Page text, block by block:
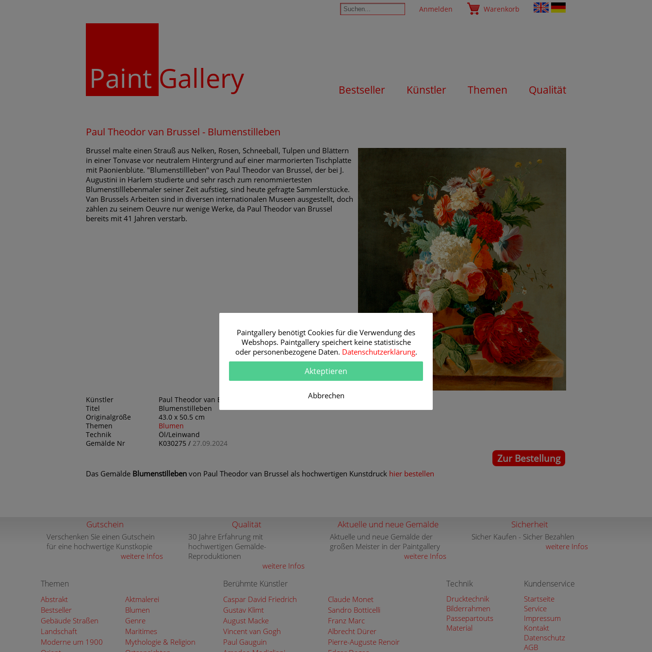
Anmelden Warenkorb
Paint Gallery Bestseller Künstler Themen Qualität
Paul Theodor van Brussel - Blumenstilleben
Brussel malte einen Strauß aus Nelken, Rosen, Schneeball, Tulpen und Blättern
in einer Tonvase vor neutralem Hintergrund auf einer marmorierten Tischplatte
mit Päonienblüte. "Blumenstillleben" von Paul Theodor van Brussel, der bei J.
Augustini in Harlem studierte und sehr rasch zum renommiertesten
Blumenstilllebenmaler seiner Zeit aufstieg, sind heute gefragte Sammlerstücke.
Van Brussels Arbeiten sind in diversen internationalen Museen ausgestellt, doch
zählen zu seinem Oeuvre nur wenige Werke, da Paul Theodor van Brussel
bereits mit 41 Jahren verstarb.
Künstler
Paul Theodor van Brussel (1754 - 1795)
Titel
Blumenstilleben
Originalgröße
43.0 x 50.5 cm
Themen
Blumen
Technik
Öl/Leinwand
Gemälde Nr
K030275 / 27.09.2024
Zur Bestellung
Das Gemälde Blumenstilleben von Paul Theodor van Brussel als hochwertigen Kunstdruck hier bestellen
Gutschein
Verschenken Sie einen Gutschein
für eine hochwertige Kunstkopie
weitere Infos
Qualität
30 Jahre Erfahrung mit
hochwertigen Gemälde-
Reproduktionen
weitere Infos
Aktuelle und neue Gemälde
Aktuelle und neue Gemälde der
großen Meister in der Paintgallery
weitere Infos
Sicherheit
Sicher Kaufen - Sicher Bezahlen
weitere Infos
Themen
Abstrakt
Aktmalerei
Bestseller
Blumen
Gebäude Straßen
Genre
Landschaft
Maritimes
Moderne um 1900
Mythologie & Religion
Berühmte Künstler
Caspar David Friedrich
Claude Monet
Gustav Klimt
Sandro Botticelli
August Macke
Franz Marc
Vincent van Gogh
Albrecht Dürer
Paul Gauguin
Pierre-Auguste Renoir
Technik
Drucktechnik
Bilderrahmen
Passepartouts
Material
Kundenservice
Startseite
Service
Impressum
Kontakt
Datenschutz
AGB
Paintgallery benötigt Cookies für die Verwendung des
Webshops. Paintgallery speichert keine statistische
oder personenbezogene Daten. Datenschutzerklärung.
Akteptieren
Abbrechen